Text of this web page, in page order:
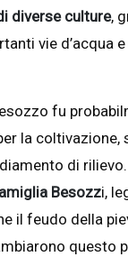
diverse culture,
vie d’acqua
fu
la coltivazione,
di rilievo.
Besozzi,
il feudo della
questo